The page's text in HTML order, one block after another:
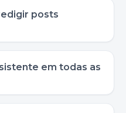
posts
em todas as